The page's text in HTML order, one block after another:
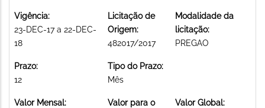
Vigência:
23-DEC-17 a 22-DEC-
18
Licitação de
Origem:
482017/2017
Modalidade da
licitação:
PREGAO
Prazo:
12
Tipo do Prazo:
Mês
Valor Mensal:
Valor para o
Valor Global: